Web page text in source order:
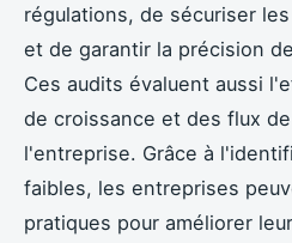
régulations, de sécuriser
et de garantir la précision
Ces audits évaluent aussi
de croissance et des flux
l'entreprise. Grâce à
faibles, les entreprises
pratiques pour améliorer